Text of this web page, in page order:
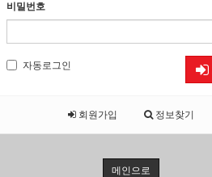
비밀번호
자동로그인
회원가입 정보찾기
메인으로